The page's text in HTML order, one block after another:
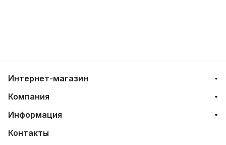
Интернет-магазин
Компания
Информация
Контакты